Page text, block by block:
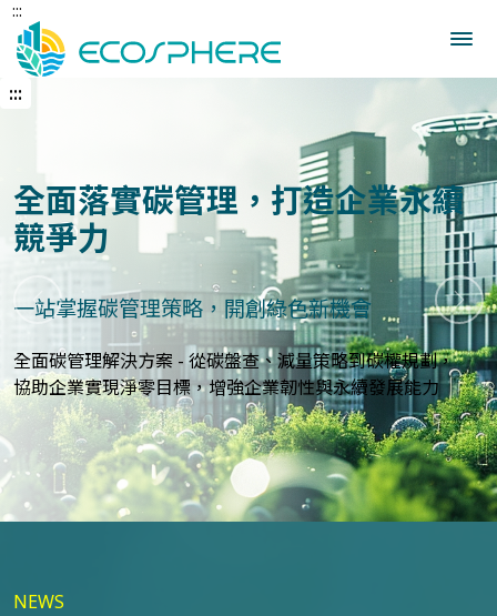
跳
到
中
內
:::
:::
建立企業永續發展藍圖
打造符合國際標準的永續報告與指標體系
永續報告與ESG評估服務 - 精準分析永續績效，規劃符合
GRI、
SASB等國際標準的報告策略，提升企業永續價值與形象
上一張 下一
NEWS